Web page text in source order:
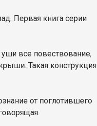
Первая книга серии
уши все повествование,
Такая конструкция
от поглотившего